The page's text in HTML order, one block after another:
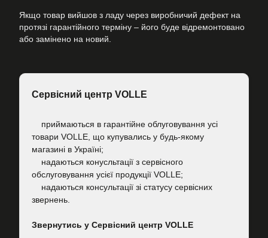
Якщо товар вийшов з ладу через виробничий дефект на
протязі гарантійного терміну – його буде відремонтовано
або замінено на новий.
Сервісний центр VOLLE
приймаються в гарантійне облуговування усі
товари VOLLE, що купувались у будь-якому
магазині в Україні;
надаються конусльтації з сервісного
обслуговування усієї продукції VOLLE;
надаються консультації зі статусу сервісних
звернень.
Звернутись у Сервісний центр VOLLE